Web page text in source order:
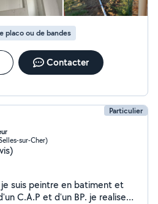
placo ou de bandes
Contacter
Particulier
sur-Cher)
et
C.A.P et d'un BP. je realise